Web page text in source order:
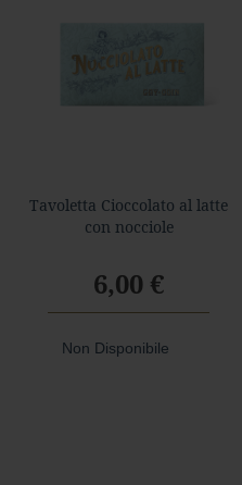
Tavoletta Cioccolato al latte
con nocciole
6,00 €
Non Disponibile